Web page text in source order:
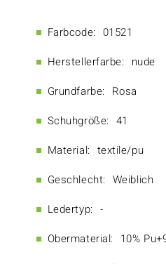
Farbcode: 01521
Herstellerfarbe: nude
Grundfarbe: Rosa
Schuhgröße: 41
Material: textile/pu
Geschlecht: Weiblich
Ledertyp: -
Obermaterial: 10%